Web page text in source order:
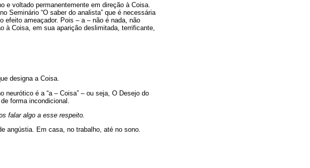
e voltado permanentemente em direção à Coisa.
Seminário “O saber do analista” que é necessária
efeito ameaçador. Pois – a – não é nada, não
à Coisa, em sua aparição deslimitada, terrificante,
designa a Coisa.
neurótico é a “a – Coisa” – ou seja, O Desejo do
forma incondicional.
falar algo a esse respeito.
angústia. Em casa, no trabalho, até no sono.